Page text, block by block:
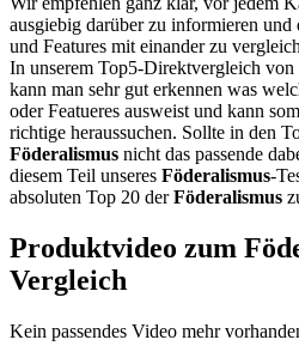
ausgiebig darüber zu informieren
und Features mit einander zu
In unserem Top5-Direktvergleich von
kann man sehr gut erkennen was
oder Featueres ausweist und kann
richtige heraussuchen. Sollte in den
Föderalismus nicht das passende
diesem Teil unseres Föderalismus-
absoluten Top 20 derFöderalismus
Produktvideo zum
Vergleich
Kein passendes Video mehr